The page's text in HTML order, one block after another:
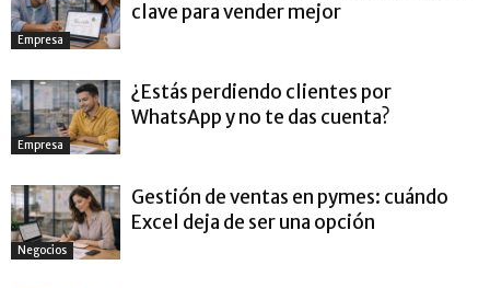
Empresa
clave para vender mejor
Empresa
¿Estás perdiendo clientes por
WhatsApp y no te das cuenta?
Negocios
Gestión de ventas en pymes: cuándo
Excel deja de ser una opción